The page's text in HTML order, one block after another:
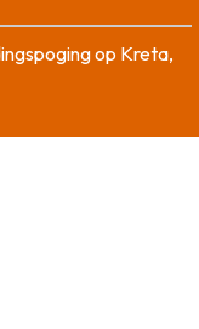
op Kreta,